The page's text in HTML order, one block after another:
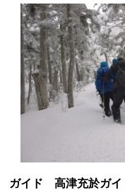
ガイド 高津充於ガイ